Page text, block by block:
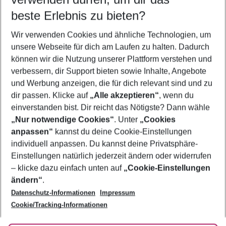
5-8 Nächte
2 Erwachsene Keine Kinder
Mehr Filter anzeigen
Footer
Footer navigation
Über uns
AGB
Bestpreisgarantie
Cookie-Einstellungen ändern
Cookie-Richtlinie
Agenturbetreuung
Barrierefreies Reisen
Folge uns
beste Erlebnis zu bieten?
Wir verwenden Cookies und ähnliche Technologien, um
unsere Webseite für dich am Laufen zu halten. Dadurch
können wir die Nutzung unserer Plattform verstehen und
verbessern, dir Support bieten sowie Inhalte, Angebote
und Werbung anzeigen, die für dich relevant sind und zu
dir passen. Klicke auf „Alle akzeptieren“, wenn du
einverstanden bist. Dir reicht das Nötigste? Dann wähle
„Nur notwendige Cookies“. Unter „Cookies
anpassen“ kannst du deine Cookie-Einstellungen
individuell anpassen. Du kannst deine Privatsphäre-
Einstellungen natürlich jederzeit ändern oder widerrufen
– klicke dazu einfach unten auf „Cookie-Einstellungen
ändern“.
Datenschutz-Informationen
Impressum
Cookie/Tracking-Informationen